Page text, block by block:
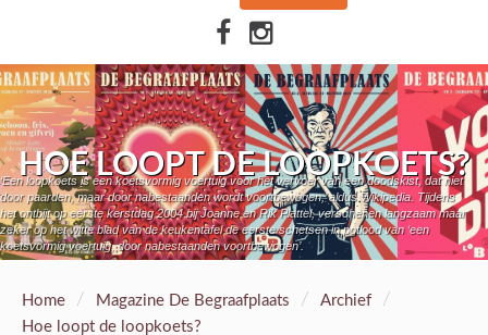
HOE LOOPT DE LOOPKOETS?
‘Een loopkoets is een koetsvormig voertuig voor het vervoer van een doodskist, dat niet
door paarden, maar door nabestaanden wordt voortbewogen,’ aldus Wikipedia. Tijdens
het ontbijt op eerste kerstdag 2004 bij Joanne en Rik Plattel, verschenen langzaam maar
zeker op het witte blad van de keukentafel de eerste schetsen in potlood van ‘een
koetsvormig voertuig, door nabestaanden voortbewogen’.
Home / Magazine De Begraafplaats / Archief /
Hoe loopt de loopkoets?